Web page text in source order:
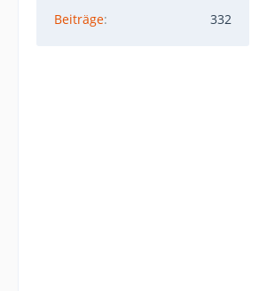
Beiträge 332